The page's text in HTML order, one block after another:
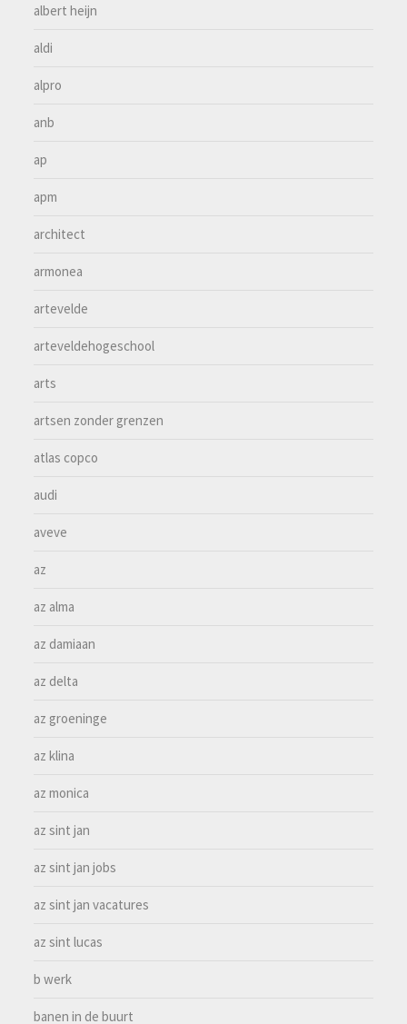
albert heijn
aldi
alpro
anb
ap
apm
architect
armonea
artevelde
arteveldehogeschool
arts
artsen zonder grenzen
atlas copco
audi
aveve
az
az alma
az damiaan
az delta
az groeninge
az klina
az monica
az sint jan
az sint jan jobs
az sint jan vacatures
az sint lucas
b werk
banen in de buurt